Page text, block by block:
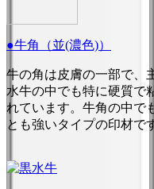
●牛角（並(濃色)）
牛の角は皮膚の一部で、
水牛の中でも特に硬質で
れています。牛角の中で
とも強いタイプの印材で